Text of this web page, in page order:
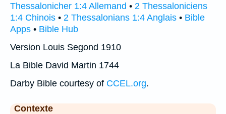
Thessalonicher 1:4 Allemand • 2 Thessaloniciens
1:4 Chinois • 2 Thessalonians 1:4 Anglais • Bible
Apps • Bible Hub
Version Louis Segond 1910
La Bible David Martin 1744
Darby Bible courtesy of CCEL.org.
Contexte